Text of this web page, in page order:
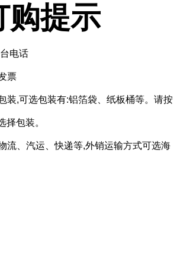
购提示
电话
票
装,可选包装有:铝箔袋、纸板桶等。请按
择包装。
流、汽运、快递等,外销运输方式可选海